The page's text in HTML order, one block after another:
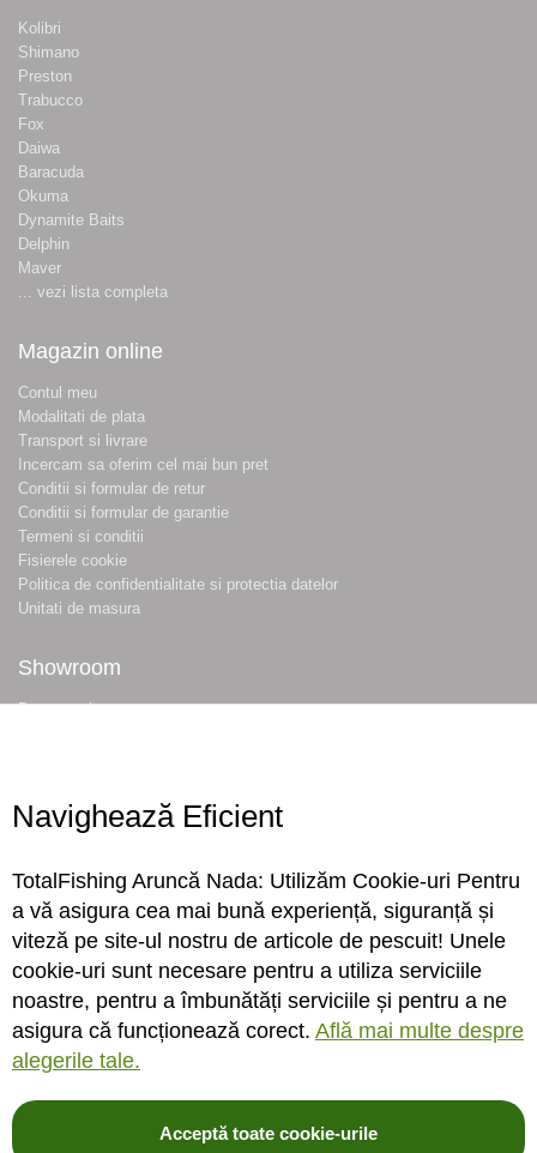
Kolibri
Shimano
Preston
Trabucco
Fox
Daiwa
Baracuda
Okuma
Dynamite Baits
Delphin
Maver
... vezi lista completa
Magazin online
Contul meu
Modalitati de plata
Transport si livrare
Incercam sa oferim cel mai bun pret
Conditii si formular de retur
Conditii si formular de garantie
Termeni si conditii
Fisierele cookie
Politica de confidentialitate si protectia datelor
Unitati de masura
Showroom
Despre noi
Conecteaza-te
Sa ne cunoastem mai bine. Vino alaturi de noi pe reteaua ta preferata. Te
asteptam cu stiri, surprize, concursuri, premii ...
Navighează Eficient
TotalFishing Aruncă Nada: Utilizăm Cookie-uri Pentru
a vă asigura cea mai bună experiență, siguranță și
viteză pe site-ul nostru de articole de pescuit! Unele
cookie-uri sunt necesare pentru a utiliza serviciile
noastre, pentru a îmbunătăți serviciile și pentru a ne
asigura că funcționează corect. Află mai multe despre
alegerile tale.
Acceptă toate cookie-urile